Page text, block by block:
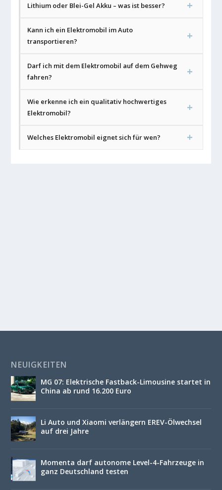
Lithium oder Blei-Gel Akku – was ist besser?
Kann ich ein Elektromobil im Auto
transportieren?
Darf ich mit dem Elektromobil auf dem Gehweg
fahren?
Wie erkenne ich ein qualitativ hochwertiges
Elektromobil?
Welches Elektromobil eignet sich für wen?
NEUIGKEITEN
MG 07: Elektrische Fastback-Limousine startet in
China ab rund 16.200 Euro
Li Auto und Xiaomi verlängern EREV-Ölwechsel
auf drei Jahre
Momenta darf autonome Level-4-Fahrzeuge in
ganz Deutschland testen